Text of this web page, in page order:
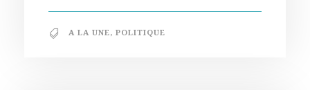
A LA UNE, POLITIQUE